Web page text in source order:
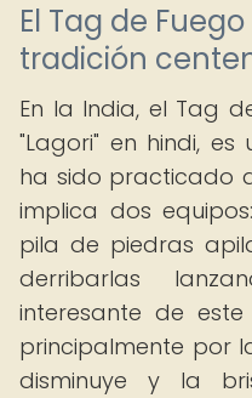
El Tag de
tradición
En la India, el Tag
"Lagori" en hindi,
ha sido practicado
implica dos
pila de piedras
derribarlas
interesante de
principalmente por
disminuye y la